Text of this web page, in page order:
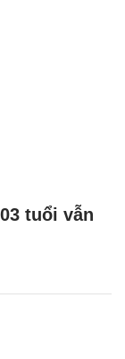
tuổi vẫn